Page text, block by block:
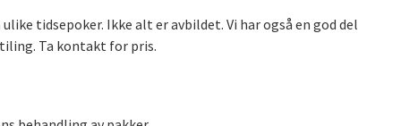
tidsepoker. Ikke alt er avbildet. Vi har også en god del
Ta kontakt for pris.